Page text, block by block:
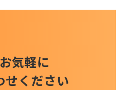
気軽に
せください